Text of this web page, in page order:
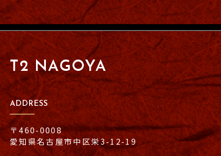
T2 NAGOYA
ADDRESS
〒460-0008
愛知県名古屋市中区栄3-12-19